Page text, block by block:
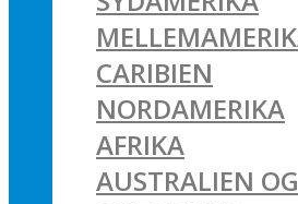
CARIBIEN
NORDAMERIKA
AFRIKA
AUSTRALIEN